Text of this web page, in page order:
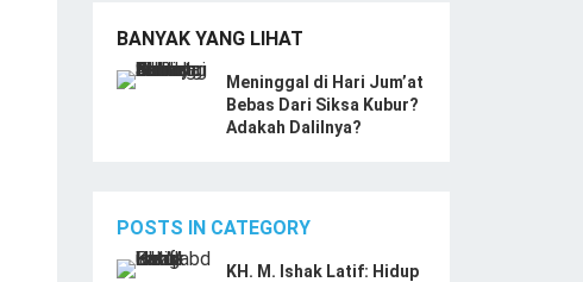
BANYAK YANG LIHAT
Meninggal di Hari Jum’at
Bebas Dari Siksa Kubur?
Adakah Dalilnya?
POSTS IN CATEGORY
KH. M. Ishak Latif: Hidup